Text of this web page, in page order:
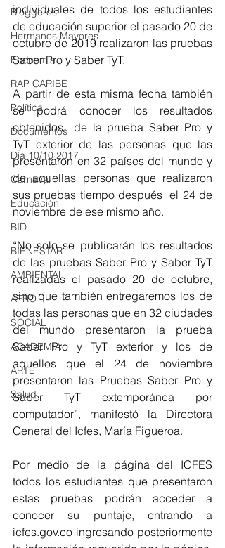
Bloggeros
Hermanos Mayores
Economía
RAP CARIBE
Política
Documentos
Día 10/10 2017
Carnaval
Educación
BID
BIENESTAR
AMBIENTAL
AFRO
SOCIAL
ACADEMIA
ARTE
Salud
individuales de todos los estudiantes
de educación superior el pasado 20 de
octubre de 2019 realizaron las pruebas
Saber Pro y Saber TyT.
A partir de esta misma fecha también
se podrá conocer los resultados
obtenidos  de la prueba Saber Pro y
TyT exterior de las personas que las
presentaron en 32 países del mundo y
de aquellas personas que realizaron
sus pruebas tiempo después  el 24 de
noviembre de ese mismo año.
“No solo se publicarán los resultados
de las pruebas Saber Pro y Saber TyT
realizadas el pasado 20 de octubre,
sino que también entregaremos los de
todas las personas que en 32 ciudades
del mundo presentaron la prueba
Saber Pro y TyT exterior y los de
aquellos que el 24 de noviembre
presentaron las Pruebas Saber Pro y
Saber TyT extemporánea por
computador”, manifestó la Directora
General del Icfes, María Figueroa.
Por medio de la página del ICFES
todos los estudiantes que presentaron
estas pruebas podrán acceder a
conocer su puntaje, entrando a
icfes.gov.co ingresando posteriormente